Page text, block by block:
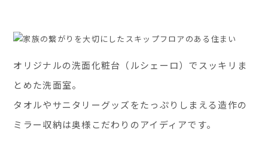
オリジナルの洗面化粧台（ルシェーロ）でスッキリま
とめた洗面室。
タオルやサニタリーグッズをたっぷりしまえる造作の
ミラー収納は奥様こだわりのアイディアです。